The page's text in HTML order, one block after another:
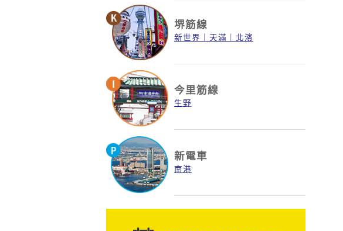
堺筋線
新世界 天滿 北濱
今里筋線
生野
新電車
南港